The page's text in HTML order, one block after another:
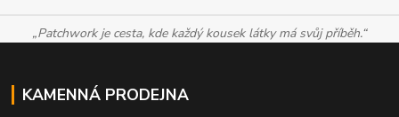
„Patchwork je cesta, kde každý kousek látky má svůj příběh.“
KAMENNÁ PRODEJNA